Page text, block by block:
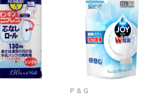
Ｐ＆Ｇ